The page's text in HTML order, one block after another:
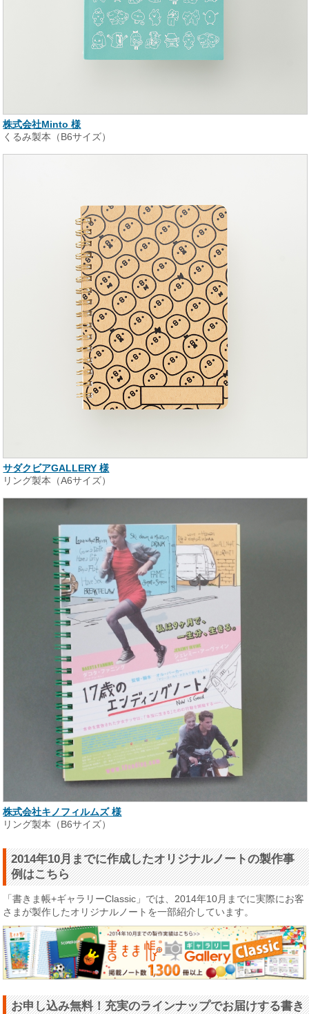
株式会社Minto 様
くるみ製本（B6サイズ）
サダクビアGALLERY 様
リング製本（A6サイズ）
株式会社キノフィルムズ 様
リング製本（B6サイズ）
2014年10月までに作成したオリジナルノートの製作事
例はこちら
「書きま帳+ギャラリーClassic」では、2014年10月までに実際にお客
さまが製作したオリジナルノートを一部紹介しています。
お申し込み無料！充実のラインナップでお届けする書き